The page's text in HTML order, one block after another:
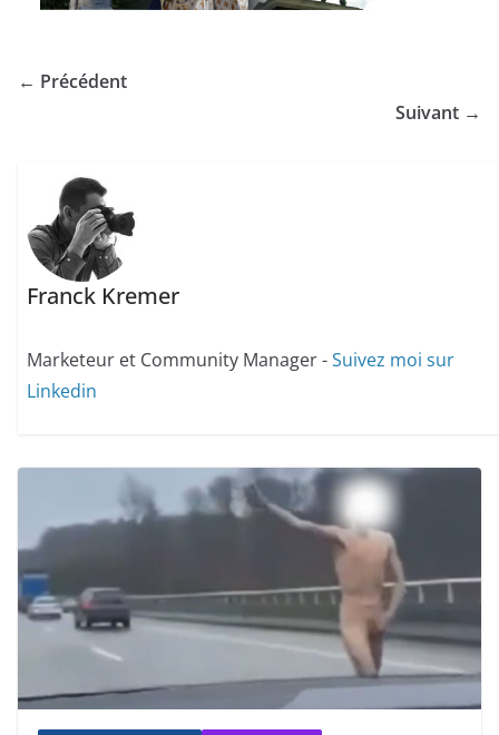
← Précédent
Suivant →
Franck Kremer
Marketeur et Community Manager -Suivez moi sur
Linkedin